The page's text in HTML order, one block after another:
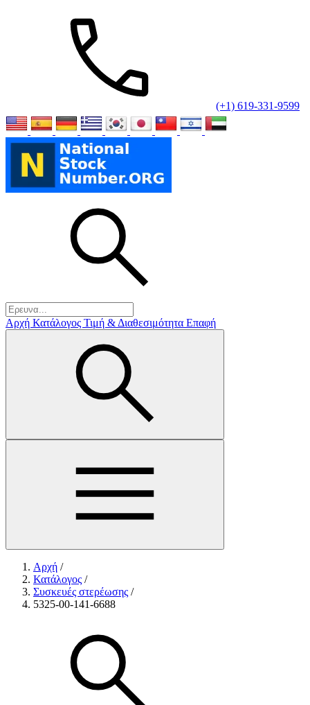
(+1) 619-331-9599
Αρχή Κατάλογος Τιμή & Διαθεσιμότητα Επαφή
Αρχή /
Κατάλογος /
Συσκευές στερέωσης /
5325-00-141-6688